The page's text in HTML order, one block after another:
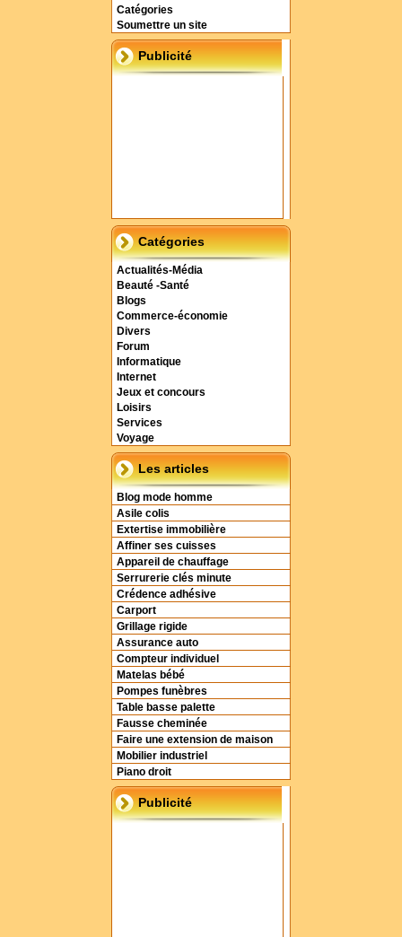
Catégories
Soumettre un site
Publicité
Catégories
Actualités-Média
Beauté -Santé
Blogs
Commerce-économie
Divers
Forum
Informatique
Internet
Jeux et concours
Loisirs
Services
Voyage
Les articles
Blog mode homme
Asile colis
Extertise immobilière
Affiner ses cuisses
Appareil de chauffage
Serrurerie clés minute
Crédence adhésive
Carport
Grillage rigide
Assurance auto
Compteur individuel
Matelas bébé
Pompes funèbres
Table basse palette
Fausse cheminée
Faire une extension de maison
Mobilier industriel
Piano droit
Publicité